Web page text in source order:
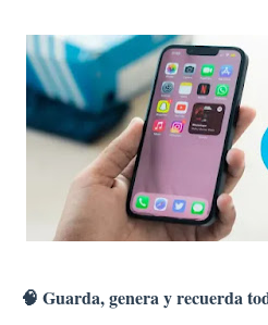
🧠 Guarda, genera y recuerda